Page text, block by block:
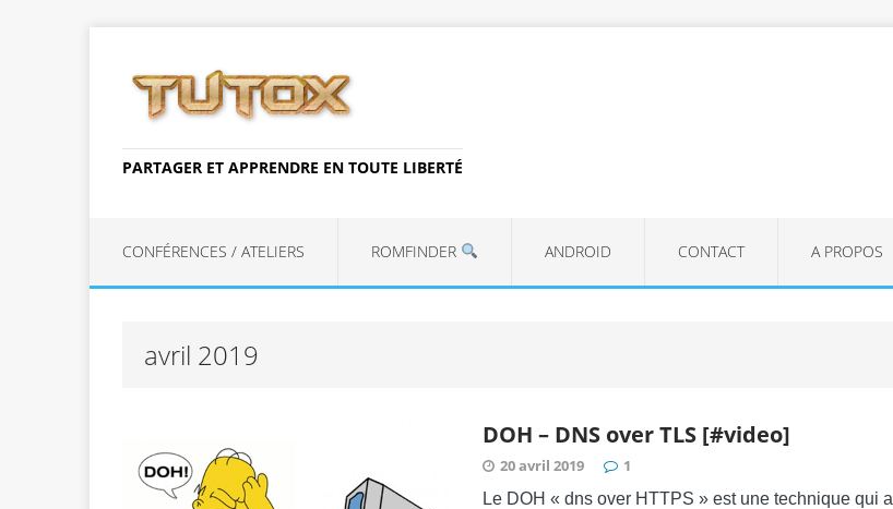
PARTAGER ET APPRENDRE EN TOUTE LIBERTÉ
CONFÉRENCES / ATELIERS ROMFINDER ANDROID CONTACT A PROPOS
avril 2019
DOH – DNS over TLS [#video]
20 avril 2019 1
Le DOH « dns over HTTPS » est une technique qui a